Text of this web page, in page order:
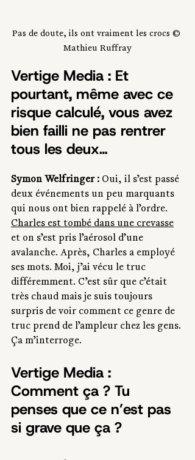
Pas de doute, ils ont vraiment les crocs ©
Mathieu Ruffray
Vertige Media : Et
pourtant, même avec ce
risque calculé, vous avez
bien failli ne pas rentrer
tous les deux…
Symon Welfringer : Oui, il s’est passé
deux événements un peu marquants
qui nous ont bien rappelé à l’ordre.
Charles est tombé dans une crevasse
et on s’est pris l’aérosol d’une
avalanche. Après, Charles a employé
ses mots. Moi, j’ai vécu le truc
différemment. C’est sûr que c’était
très chaud mais je suis toujours
surpris de voir comment ce genre de
truc prend de l’ampleur chez les gens.
Ça m’interroge.
Vertige Media :
Comment ça ? Tu
penses que ce n’est pas
si grave que ça ?